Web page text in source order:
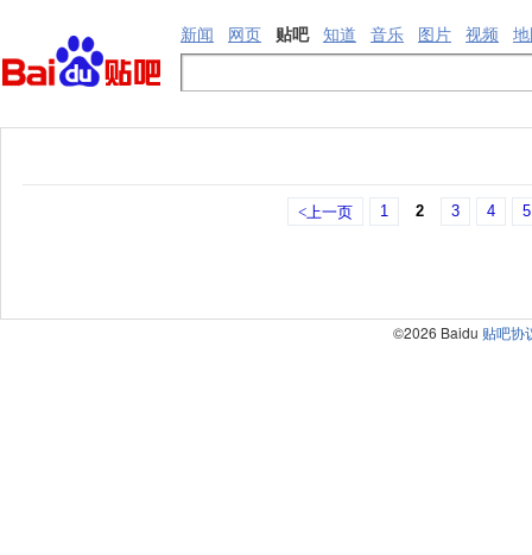
新闻 网页 贴吧 知道 音乐 图片 视频
<上一页 1 2 3 4 5
©2026 Baidu 贴吧协